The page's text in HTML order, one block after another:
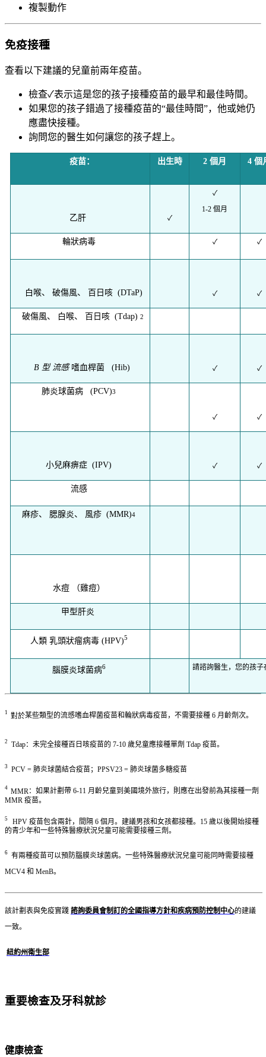
複製動作
免疫接種
查看以下建議的兒童前兩年疫苗。
檢查✓表示這是您的孩子接種疫苗的最早和最佳時間。
如果您的孩子錯過了接種疫苗的“最佳時間”，他或她仍
應盡快接種。
詢問您的醫生如何讓您的孩子趕上。
疫苗： 出生時 2 個月 4 個
乙肝 ✓
✓
1-2 個月
輪狀病毒 ✓ ✓
白喉、 破傷風、 百日咳 (DTaP) ✓ ✓
破傷風、 白喉、 百日咳 (Tdap) 2
B 型流感 嗜血桿菌 (Hib) ✓ ✓
肺炎球菌病 (PCV)3
✓ ✓
小兒麻痹症 (IPV) ✓ ✓
流感
麻疹、 腮腺炎、 風疹 (MMR)4
水痘 （雞痘）
甲型肝炎
人類 乳頭狀瘤病毒 (HPV)5
腦膜炎球菌病6 請諮詢醫生，您的孩
1 對於某些類型的流感嗜血桿菌疫苗和輪狀病毒疫苗，不需要接種 6 月齡劑次。
2 Tdap：未完全接種百日咳疫苗的 7-10 歲兒童應接種單劑 Tdap 疫苗。
3 PCV = 肺炎球菌結合疫苗；PPSV23 = 肺炎球菌多糖疫苗
4 MMR ：如果計劃帶 6-11 月齡兒童到美國境外旅行，則應在出發前為其接種一劑
MMR 疫苗。
5
HPV 疫苗包含兩針，間隔 6 個月。建議男孩和女孩都接種。15 歲以後開始接種
的青少年和一些特殊醫療狀況兒童可能需要接種三劑。
6 有兩種疫苗可以預防腦膜炎球菌病。一些特殊醫療狀況兒童可能同時需要接種
MCV4 和 MenB。
該計劃表與免疫實踐 諮詢委員會制訂的全國指導方針和疾病預防控制中心的建議
一致。
紐約州衛生部
重要檢查及牙科就診
健康檢查